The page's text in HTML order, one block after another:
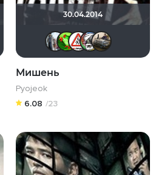
dima_savalov
30.04.2014
id95924809
Мишень
Pyojeok
6.08 /23